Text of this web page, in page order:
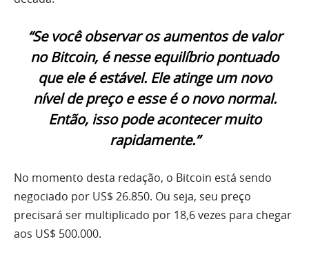
“Se você observar os aumentos de valor
no Bitcoin, é nesse equilíbrio pontuado
que ele é estável. Ele atinge um novo
nível de preço e esse é o novo normal.
Então, isso pode acontecer muito
rapidamente.”
No momento desta redação, o Bitcoin está sendo
negociado por US$ 26.850. Ou seja, seu preço
precisará ser multiplicado por 18,6 vezes para chegar
aos US$ 500.000.